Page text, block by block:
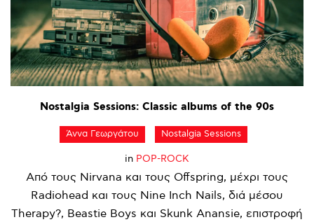
Nostalgia Sessions: Classic albums of the 90s
Άννα Γεωργάτου Nostalgia Sessions
in POP-ROCK
Από τους Nirvana και τους Offspring, μέχρι τους
Radiohead και τους Nine Inch Nails, διά μέσου
Therapy?, Beastie Boys και Skunk Anansie, επιστροφή